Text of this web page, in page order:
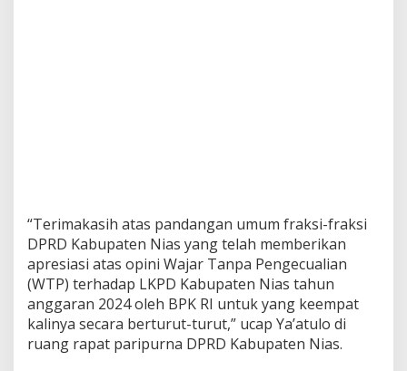
“Terimakasih atas pandangan umum fraksi-fraksi
DPRD Kabupaten Nias yang telah memberikan
apresiasi atas opini Wajar Tanpa Pengecualian
(WTP) terhadap LKPD Kabupaten Nias tahun
anggaran 2024 oleh BPK RI untuk yang keempat
kalinya secara berturut-turut,” ucap Ya’atulo di
ruang rapat paripurna DPRD Kabupaten Nias.